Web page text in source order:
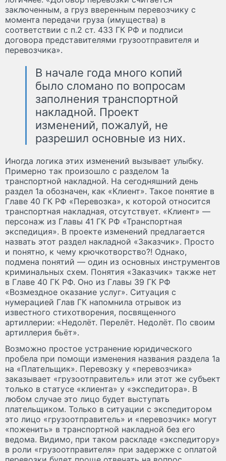
заключенным, а груз вверенным перевозчику с
момента передачи груза (имущества) в
соответствии с п.2 ст. 433 ГК РФ и подписи
договора представителями грузоотправителя и
перевозчика».
В начале года много копий
было сломано по вопросам
заполнения транспортной
накладной. Проект
изменений, пожалуй, не
разрешил основные из них.
Иногда логика этих изменений вызывает улыбку.
Примерно так произошло с разделом 1а
транспортной накладной. На сегодняшний день
раздел 1а обозначен, как «Клиент». Такое понятие в
Главе 40 ГК РФ «Перевозка», к которой относится
транспортная накладная, отсутствует. «Клиент» —
персонаж из Главы 41 ГК РФ «Транспортная
экспедиция». В проекте изменений предлагается
назвать этот раздел накладной «Заказчик». Просто
и понятно, к чему крючкотворство?! Однако,
подмена понятий — один из основных инструментов
криминальных схем. Понятия «Заказчик» также нет
в Главе 40 ГК РФ. Оно из Главы 39 ГК РФ
«Возмездное оказание услуг». Ситуация с
нумерацией Глав ГК напомнила отрывок из
известного стихотворения, посвященного
артиллерии: «Недолёт. Перелёт. Недолёт. По своим
артиллерия бьёт».
Возможно простое устранение юридического
пробела при помощи изменения названия раздела 1а
на «Плательщик». Перевозку у «перевозчика»
заказывает «грузоотправитель» или этот же субъект
только в статусе «клиента» у «экспедитора». В
любом случае это лицо будет выступать
плательщиком. Только в ситуации с экспедитором
это лицо «грузоотправитель» и «перевозчик» могут
«поженить» в транспортной накладной без его
ведома. Видимо, при таком раскладе «экспедитору»
в роли «грузоотправителя» при задержке с оплатой